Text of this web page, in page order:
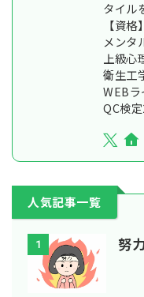
タイル
【資格】
メンタ
上級心
衛生工
WEBラ
QC検
人気記事一覧
1 努